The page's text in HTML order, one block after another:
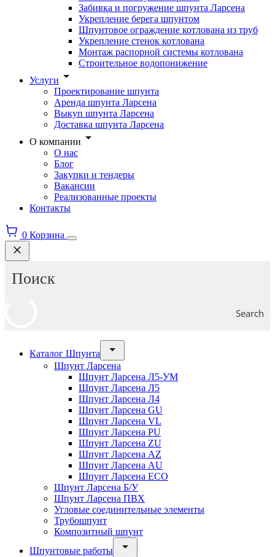
Забивка и погружение шпунта Ларсена
Укрепление берега шпунтом
Шпунтовое ограждение котлована из труб
Укрепление стенок котлована
Монтаж распорной системы котлована
Строительное водопонижение
Услуги
Проектирование шпунта
Аренда шпунта Ларсена
Выкуп шпунта Ларсена
Доставка шпунта Ларсена
О компании
О нас
Блог
Закупки и тендеры
Вакансии
Реализованные проекты
Контакты
0 Корзина
Search
Каталог Шпунта
Шпунт Ларсена
Шпунт Ларсена Л5-УМ
Шпунт Ларсена Л5
Шпунт Ларсена Л4
Шпунт Ларсена GU
Шпунт Ларсена VL
Шпунт Ларсена PU
Шпунт Ларсена ZU
Шпунт Ларсена AZ
Шпунт Ларсена AU
Шпунт Ларсена ECO
Шпунт Ларсена Б/У
Шпунт Ларсена ПВХ
Угловые соединительные элементы
Трубошпунт
Композитный шпунт
Шпунтовые работы